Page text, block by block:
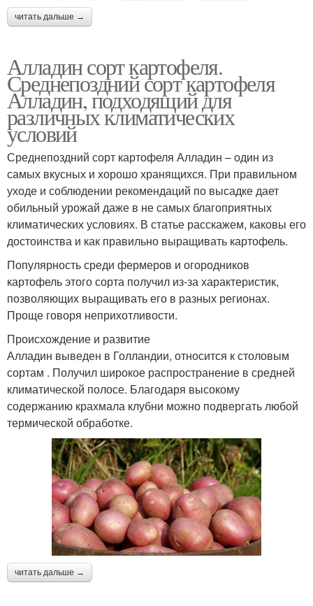
читать дальше →
Алладин сорт картофеля.
Среднепоздний сорт картофеля
Алладин, подходящий для
различных климатических
условий
Среднепоздний сорт картофеля Алладин – один из
самых вкусных и хорошо хранящихся. При правильном
уходе и соблюдении рекомендаций по высадке дает
обильный урожай даже в не самых благоприятных
климатических условиях. В статье расскажем, каковы его
достоинства и как правильно выращивать картофель.
Популярность среди фермеров и огородников
картофель этого сорта получил из-за характеристик,
позволяющих выращивать его в разных регионах.
Проще говоря неприхотливости.
Происхождение и развитие
Алладин выведен в Голландии, относится к столовым
сортам . Получил широкое распространение в средней
климатической полосе. Благодаря высокому
содержанию крахмала клубни можно подвергать любой
термической обработке.
читать дальше →